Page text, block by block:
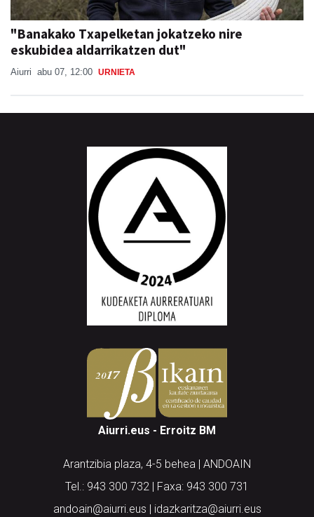
"Banakako Txapelketan jokatzeko nire
eskubidea aldarrikatzen dut"
Aiurri abu 07, 12:00 URNIETA
Aiurri.eus - Erroitz BM
Arantzibia plaza, 4-5 behea | ANDOAIN
Tel.: 943 300 732 | Faxa: 943 300 731
andoain@aiurri.eus | idazkaritza@aiurri.eus